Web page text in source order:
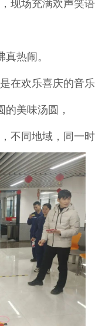
现场充满欢声笑
热闹。
在欢乐喜庆的音
美味汤圆，
不同地域，同一